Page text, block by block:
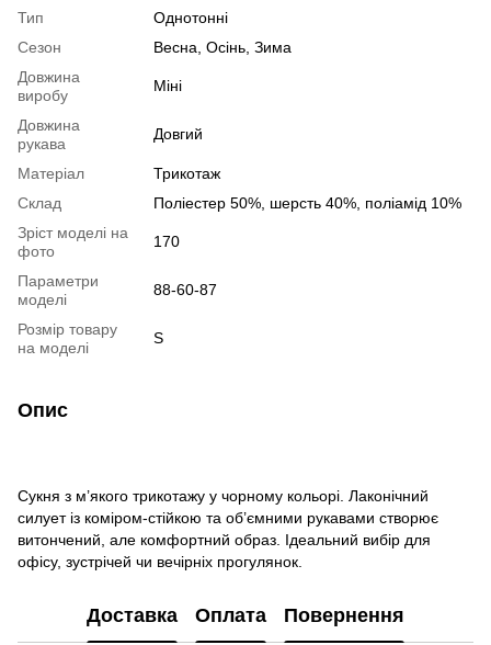
Тип
Однотонні
Сезон
Весна, Осінь, Зима
Довжина
виробу
Міні
Довжина
рукава
Довгий
Матеріал
Трикотаж
Склад
Поліестер 50%, шерсть 40%, поліамід 10%
Зріст моделі на
фото
170
Параметри
моделі
88-60-87
Розмір товару
на моделі
S
Опис
Сукня з м’якого трикотажу у чорному кольорі. Лаконічний
силует із коміром-стійкою та об’ємними рукавами створює
витончений, але комфортний образ. Ідеальний вибір для
офісу, зустрічей чи вечірніх прогулянок.
Доставка Оплата Повернення